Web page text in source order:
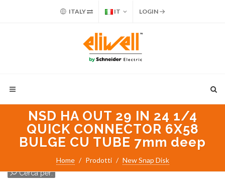
ITALY IT LOGIN
NSD HA OUT 29 IN 24 1/4
QUICK CONNECTOR 6X58
BULGE CU TUBE 7mm deep
Home Prodotti New Snap Disk
Cerca per: